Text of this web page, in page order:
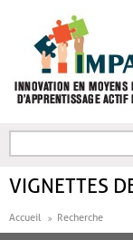
FORMULAIRE DE
VIGNETTES
Accueil Recherche